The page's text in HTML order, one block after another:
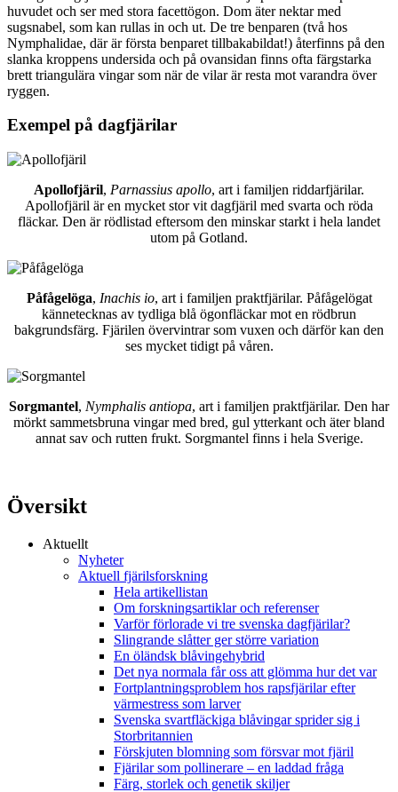
huvudet och ser med stora facettögon. Dom äter nektar med
sugsnabel, som kan rullas in och ut. De tre benparen (två hos
Nymphalidae, där är första benparet tillbakabildat!) återfinns på den
slanka kroppens undersida och på ovansidan finns ofta färgstarka
brett triangulära vingar som när de vilar är resta mot varandra över
ryggen.
Exempel på dagfjärilar
Apollofjäril, Parnassius apollo, art i familjen riddarfjärilar.
Apollofjäril är en mycket stor vit dagfjäril med svarta och röda
fläckar. Den är rödlistad eftersom den minskar starkt i hela landet
utom på Gotland.
Påfågelöga, Inachis io, art i familjen praktfjärilar. Påfågelögat
kännetecknas av tydliga blå ögonfläckar mot en rödbrun
bakgrundsfärg. Fjärilen övervintrar som vuxen och därför kan den
ses mycket tidigt på våren.
Sorgmantel, Nymphalis antiopa, art i familjen praktfjärilar. Den har
mörkt sammetsbruna vingar med bred, gul ytterkant och äter bland
annat sav och rutten frukt. Sorgmantel finns i hela Sverige.
Översikt
Aktuellt
Nyheter
Aktuell fjärilsforskning
Hela artikellistan
Om forskningsartiklar och referenser
Varför förlorade vi tre svenska dagfjärilar?
Slingrande slåtter ger större variation
En öländsk blåvingehybrid
Det nya normala får oss att glömma hur det var
Fortplantningsproblem hos rapsfjärilar efter
värmestress som larver
Svenska svartfläckiga blåvingar sprider sig i
Storbritannien
Förskjuten blomning som försvar mot fjäril
Fjärilar som pollinerare – en laddad fråga
Färg, storlek och genetik skiljer